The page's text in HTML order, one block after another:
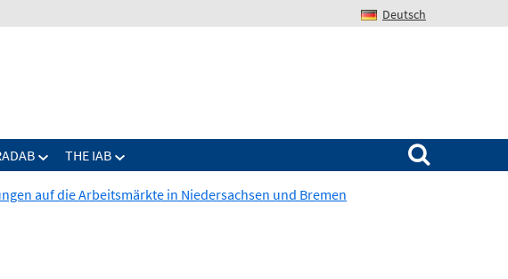
Deutsch
THE IAB
Search for:
auf die Arbeitsmärkte in Niedersachsen und Bremen